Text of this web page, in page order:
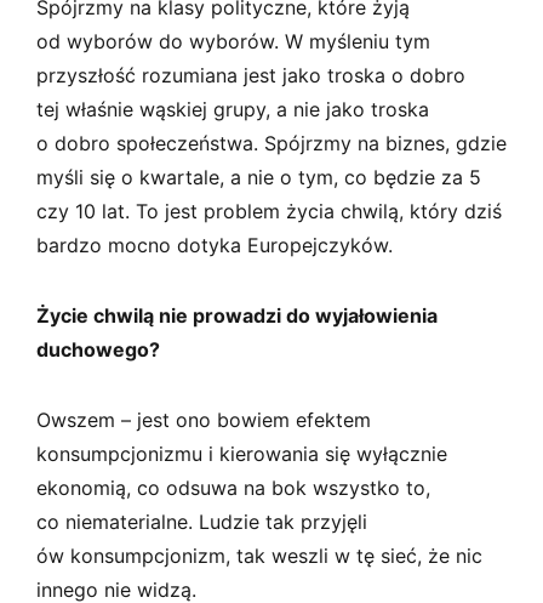
Spójrzmy na klasy polityczne, które żyją
od wyborów do wyborów. W myśleniu tym
przyszłość rozumiana jest jako troska o dobro
tej właśnie wąskiej grupy, a nie jako troska
o dobro społeczeństwa. Spójrzmy na biznes, gdzie
myśli się o kwartale, a nie o tym, co będzie za 5
czy 10 lat. To jest problem życia chwilą, który dziś
bardzo mocno dotyka Europejczyków.
Życie chwilą nie prowadzi do wyjałowienia
duchowego?
Owszem – jest ono bowiem efektem
konsumpcjonizmu i kierowania się wyłącznie
ekonomią, co odsuwa na bok wszystko to,
co niematerialne. Ludzie tak przyjęli
ów konsumpcjonizm, tak weszli w tę sieć, że nic
innego nie widzą.